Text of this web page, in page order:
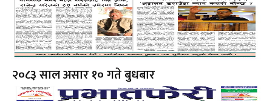
२०८३ साल असार १० गते बुधबार